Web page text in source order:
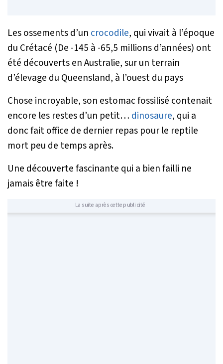
Les ossements d’un crocodile, qui vivait à l’époque
du Crétacé (De -145 à -65,5 millions d’années) ont
été découverts en Australie, sur un terrain
d’élevage du Queensland, à l’ouest du pays
Chose incroyable, son estomac fossilisé contenait
encore les restes d’un petit… dinosaure, qui a
donc fait office de dernier repas pour le reptile
mort peu de temps après.
Une découverte fascinante qui a bien failli ne
jamais être faite !
La suite après cette publicité